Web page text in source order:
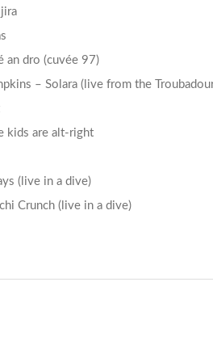
an dro (cuvée 97)
– Solara (live from the
kids are alt-right
(live in a dive)
Crunch (live in a dive)